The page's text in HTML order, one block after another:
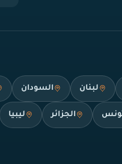
لبنان السودان
الجزائر ليبيا